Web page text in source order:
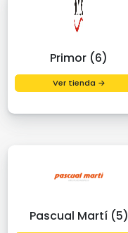
Primor (6)
Ver tienda →
Pascual Martí (5)